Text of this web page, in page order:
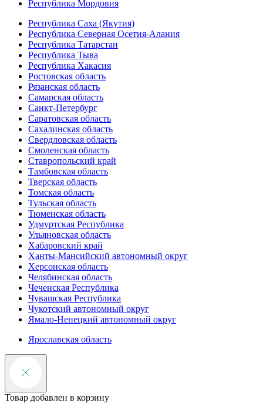
Республика Мордовия
Республика Саха (Якутия)
Республика Северная Осетия-Алания
Республика Татарстан
Республика Тыва
Республика Хакасия
Ростовская область
Рязанская область
Самарская область
Санкт-Петербург
Саратовская область
Сахалинская область
Свердловская область
Смоленская область
Ставропольский край
Тамбовская область
Тверская область
Томская область
Тульская область
Тюменская область
Удмуртская Республика
Ульяновская область
Хабаровский край
Ханты-Мансийский автономный округ
Херсонская область
Челябинская область
Чеченская Республика
Чувашская Республика
Чукотский автономный округ
Ямало-Ненецкий автономный округ
Ярославская область
Товар добавлен в корзину